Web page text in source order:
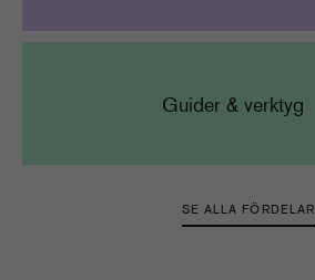
Guider & verktyg
SE ALLA FÖRDELAR